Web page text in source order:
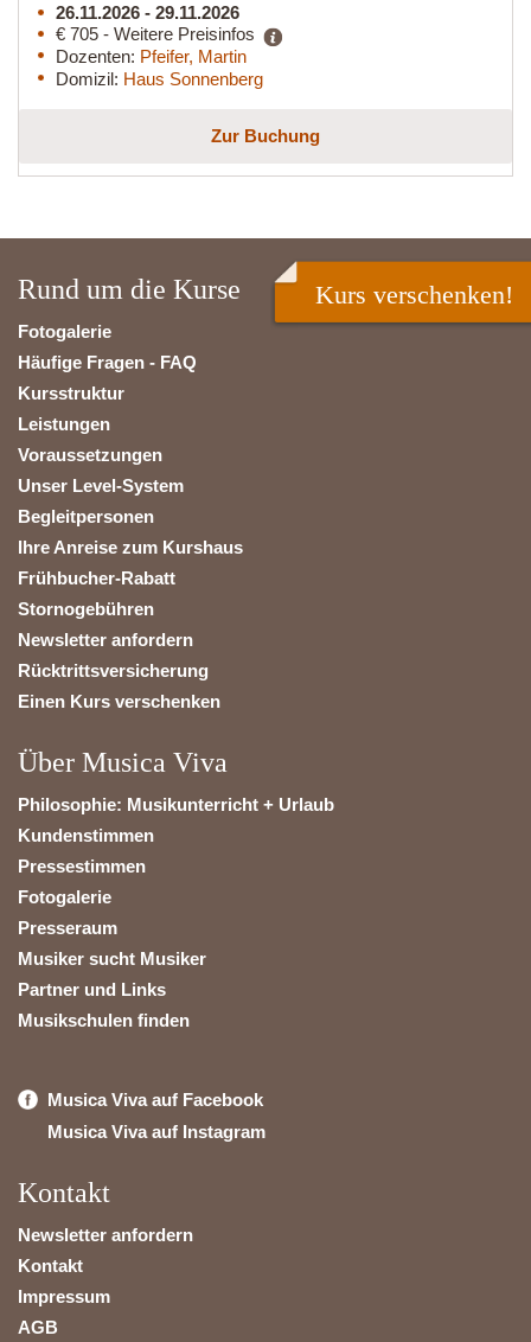
26.11.2026 - 29.11.2026
€ 705 - Weitere Preisinfos
Dozenten: Pfeifer, Martin
Domizil: Haus Sonnenberg
Zur Buchung
Rund um die Kurse
Fotogalerie
Häufige Fragen - FAQ
Kursstruktur
Leistungen
Voraussetzungen
Unser Level-System
Begleitpersonen
Ihre Anreise zum Kurshaus
Frühbucher-Rabatt
Stornogebühren
Newsletter anfordern
Rücktrittsversicherung
Einen Kurs verschenken
Über Musica Viva
Philosophie: Musikunterricht + Urlaub
Kundenstimmen
Pressestimmen
Fotogalerie
Presseraum
Musiker sucht Musiker
Partner und Links
Musikschulen finden
Musica Viva auf Facebook
Musica Viva auf Instagram
Kontakt
Newsletter anfordern
Kontakt
Impressum
AGB
Kurs verschenken!